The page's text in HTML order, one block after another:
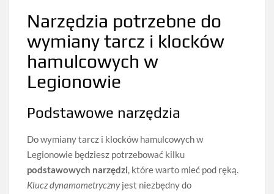
Narzędzia potrzebne do
wymiany tarcz i klocków
hamulcowych w
Legionowie
Podstawowe narzędzia
Do wymiany tarcz i klocków hamulcowych w
Legionowie będziesz potrzebować kilku
podstawowych narzędzi, które warto mieć pod ręką.
Klucz dynamometrycznyjest niezbędny do